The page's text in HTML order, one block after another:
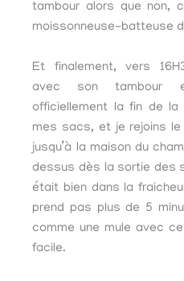
tambour alors que non,
moissonneuse-batteuse
Et finalement, vers
avec son tambour
officiellement la fin de
mes sacs, et je rejoins
jusqu’à la maison du
dessus dès la sortie des
était bien dans la
prend pas plus de 5
comme une mule avec
facile.